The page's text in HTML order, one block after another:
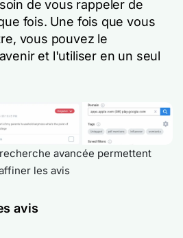
de vous rappeler de
fois. Une fois que vous
vous pouvez le
et l'utiliser en un seul
avancée permettent
les avis
avis